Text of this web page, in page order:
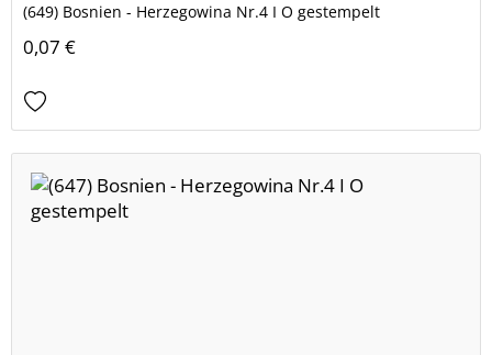
(649) Bosnien - Herzegowina Nr.4 I O gestempelt
0,07 €